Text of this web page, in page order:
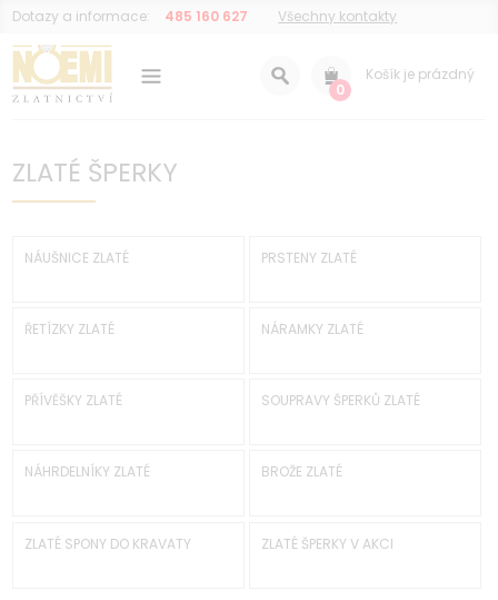
Dotazy a informace: 485 160 627 Všechny kontakty
0
Košík je prázdný
ZLATÉ ŠPERKY
NÁUŠNICE ZLATÉ PRSTENY ZLATÉ
ŘETÍZKY ZLATÉ NÁRAMKY ZLATÉ
PŘÍVĚŠKY ZLATÉ SOUPRAVY ŠPERKŮ ZLATÉ
NÁHRDELNÍKY ZLATÉ BROŽE ZLATÉ
ZLATÉ SPONY DO KRAVATY ZLATÉ ŠPERKY V AKCI